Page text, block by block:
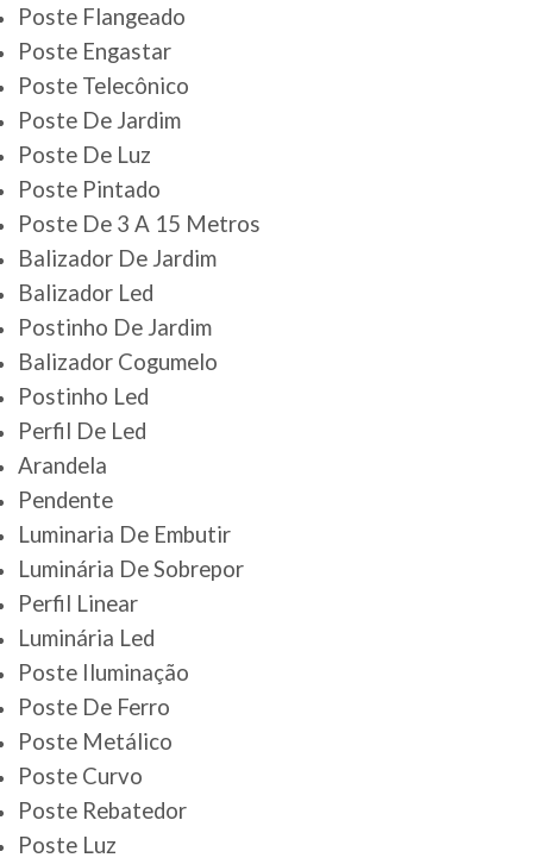
Poste Flangeado
Poste Engastar
Poste Telecônico
Poste De Jardim
Poste De Luz
Poste Pintado
Poste De 3 A 15 Metros
Balizador De Jardim
Balizador Led
Postinho De Jardim
Balizador Cogumelo
Postinho Led
Perfil De Led
Arandela
Pendente
Luminaria De Embutir
Luminária De Sobrepor
Perfil Linear
Luminária Led
Poste Iluminação
Poste De Ferro
Poste Metálico
Poste Curvo
Poste Rebatedor
Poste Luz